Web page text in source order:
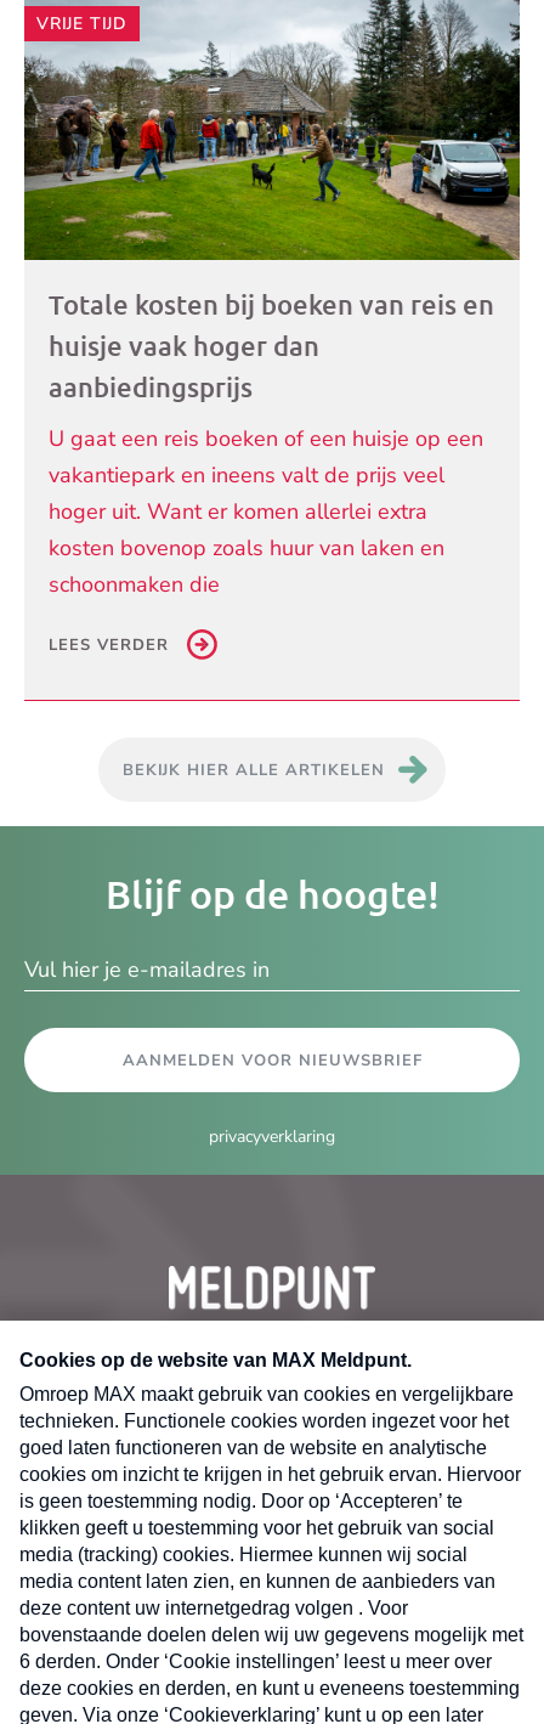
VRIJE TIJD
Totale kosten bij boeken van reis en
huisje vaak hoger dan
aanbiedingsprijs
U gaat een reis boeken of een huisje op een
vakantiepark en ineens valt de prijs veel
hoger uit. Want er komen allerlei extra
kosten bovenop zoals huur van laken en
schoonmaken die
LEES VERDER
BEKIJK HIER ALLE ARTIKELEN
Blijf op de hoogte!
AANMELDEN VOOR NIEUWSBRIEF
privacyverklaring
CONTACT
Volg ons op
X
Nieuwsbrief